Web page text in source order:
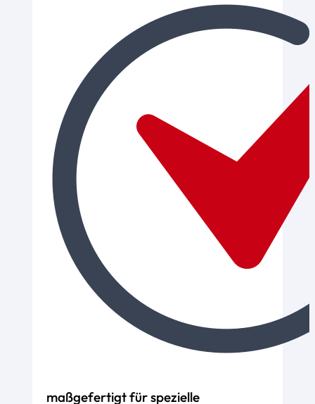
maßgefertigt für spezielle